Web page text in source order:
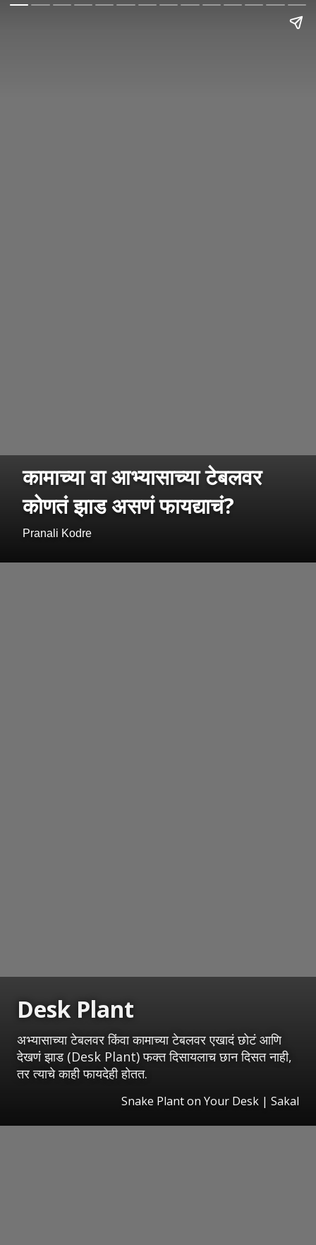
कामाच्या वा आभ्यासाच्या टेबलवर
कोणतं झाड असणं फायद्याचं?
Pranali Kodre
Desk Plant
अभ्यासाच्या टेबलवर किंवा कामाच्या टेबलवर एखादं छोटं आणि
देखणं झाड (Desk Plant) फक्त दिसायलाच छान दिसत नाही,
तर त्याचे काही फायदेही होतत.
Snake Plant on Your Desk | Sakal